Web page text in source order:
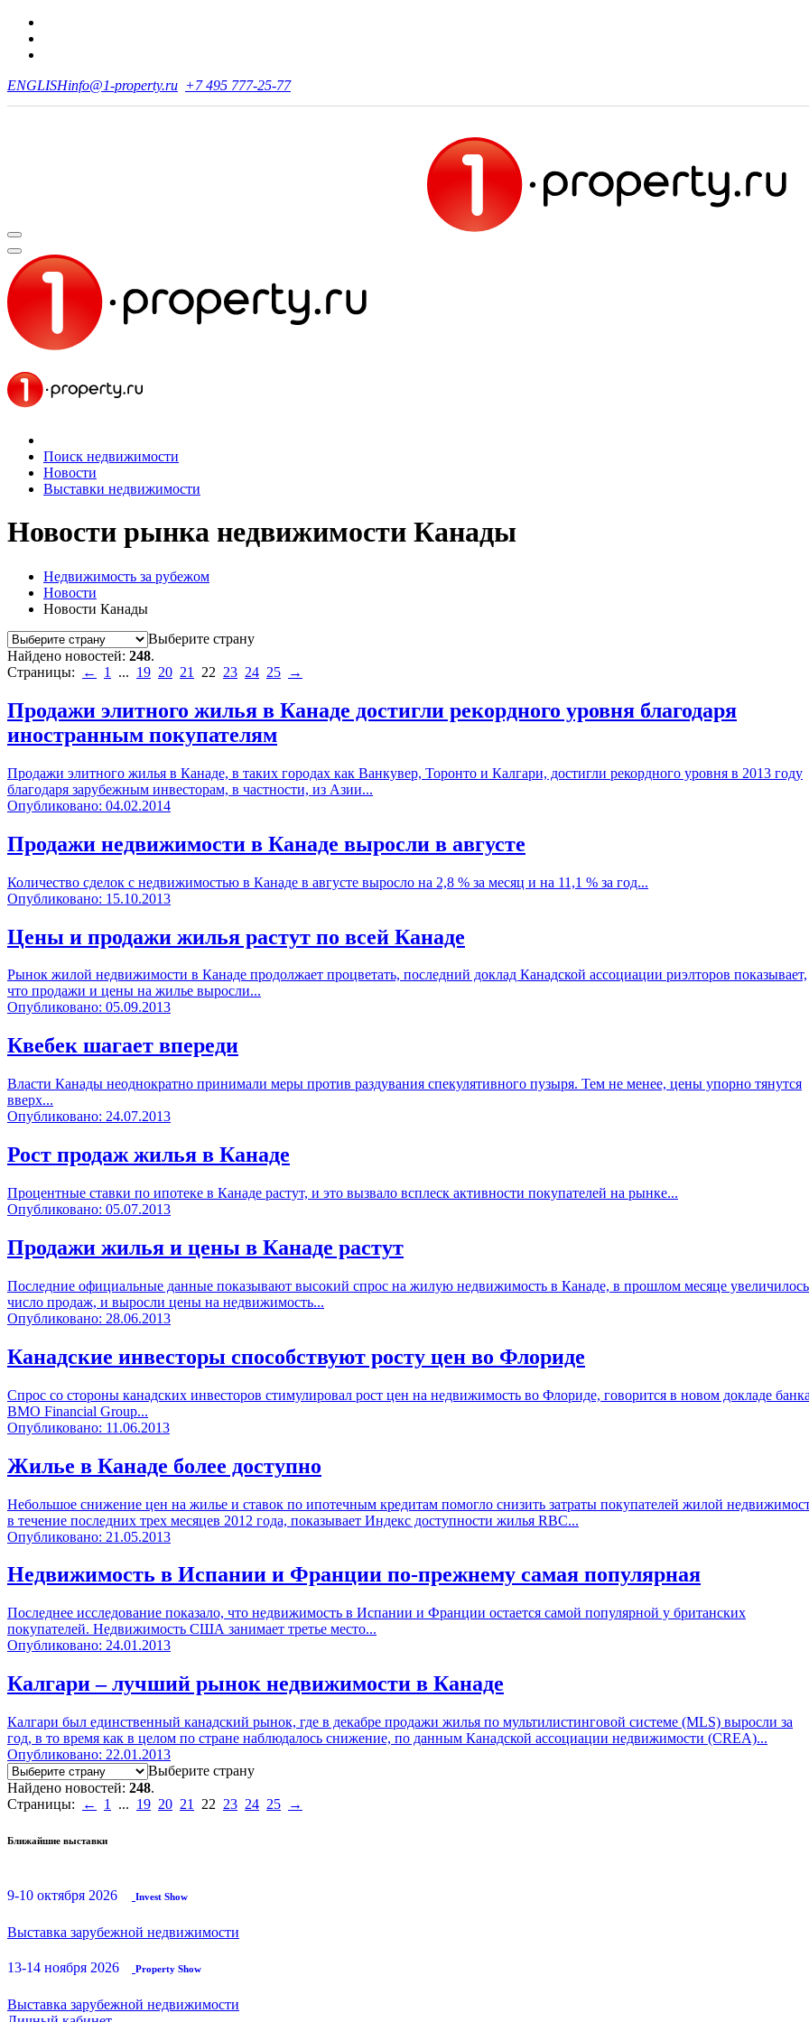
ENGLISHinfo@1-property.ru +7 495 777-25-77
Поиск недвижимости
Новости
Выставки недвижимости
Новости рынка недвижимости Канады
Недвижимость за рубежом
Новости
Новости Канады
Выберите страну
Найдено новостей: 248.
Страницы:
← 1 ... 19 20 21 22 23 24 25 →
Продажи элитного жилья в Канаде достигли рекордного уровня благодаря
иностранным покупателям
Продажи элитного жилья в Канаде, в таких городах как Ванкувер, Торонто и Калгари, достигли рекордного уровня в 2013 году
благодаря зарубежным инвесторам, в частности, из Азии...
Опубликовано: 04.02.2014
Продажи недвижимости в Канаде выросли в августе
Количество сделок с недвижимостью в Канаде в августе выросло на 2,8 % за месяц и на 11,1 % за год...
Опубликовано: 15.10.2013
Цены и продажи жилья растут по всей Канаде
Рынок жилой недвижимости в Канаде продолжает процветать, последний доклад Канадской ассоциации риэлторов показывает,
что продажи и цены на жилье выросли...
Опубликовано: 05.09.2013
Квебек шагает впереди
Власти Канады неоднократно принимали меры против раздувания спекулятивного пузыря. Тем не менее, цены упорно тянутся
вверх...
Опубликовано: 24.07.2013
Рост продаж жилья в Канаде
Процентные ставки по ипотеке в Канаде растут, и это вызвало всплеск активности покупателей на рынке...
Опубликовано: 05.07.2013
Продажи жилья и цены в Канаде растут
Последние официальные данные показывают высокий спрос на жилую недвижимость в Канаде, в прошлом месяце увеличилось
число продаж, и выросли цены на недвижимость...
Опубликовано: 28.06.2013
Канадские инвесторы способствуют росту цен во Флориде
Спрос со стороны канадских инвесторов стимулировал рост цен на недвижимость во Флориде, говорится в новом докладе
BMO Financial Group...
Опубликовано: 11.06.2013
Жилье в Канаде более доступно
Небольшое снижение цен на жилье и ставок по ипотечным кредитам помогло снизить затраты покупателей жилой
в течение последних трех месяцев 2012 года, показывает Индекс доступности жилья RBC...
Опубликовано: 21.05.2013
Недвижимость в Испании и Франции по-прежнему самая популярная
Последнее исследование показало, что недвижимость в Испании и Франции остается самой популярной у британских
покупателей. Недвижимость США занимает третье место...
Опубликовано: 24.01.2013
Калгари – лучший рынок недвижимости в Канаде
Калгари был единственный канадский рынок, где в декабре продажи жилья по мультилистинговой системе (MLS) выросли за
год, в то время как в целом по стране наблюдалось снижение, по данным Канадской ассоциации недвижимости (CREA)...
Опубликовано: 22.01.2013
Выберите страну
Найдено новостей: 248.
Страницы:
← 1 ... 19 20 21 22 23 24 25 →
Ближайшие выставки
9-10 октября 2026 Invest Show
Выставка зарубежной недвижимости
13-14 ноября 2026 Property Show
Выставка зарубежной недвижимости